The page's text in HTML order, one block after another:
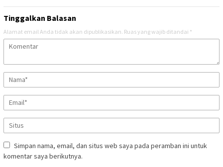
Tinggalkan Balasan
Alamat email Anda tidak akan dipublikasikan. Ruas yang wajib ditandai *
Simpan nama, email, dan situs web saya pada peramban ini untuk
komentar saya berikutnya.